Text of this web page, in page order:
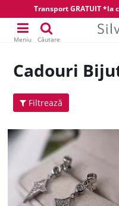
Transport GRATUIT *la
Meniu Căutare
Cadouri
Filtrează